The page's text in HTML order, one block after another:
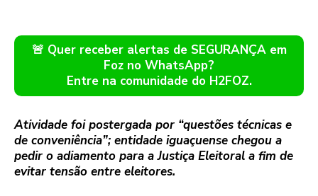
🚨 Quer receber alertas de SEGURANÇA em
Foz no WhatsApp?
Entre na comunidade do H2FOZ.
Atividade foi postergada por “questões técnicas e
de conveniência”; entidade iguaçuense chegou a
pedir o adiamento para a Justiça Eleitoral a fim de
evitar tensão entre eleitores.